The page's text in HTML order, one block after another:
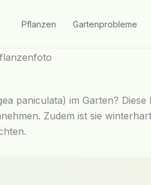
Pflanzen Gartenprobleme
paniculata) im Garten?
Zudem ist sie